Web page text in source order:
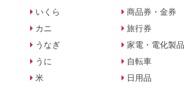
いくら
カニ
うなぎ
うに
米
商品券・金券
旅行券
家電・電化製品
自転車
日用品